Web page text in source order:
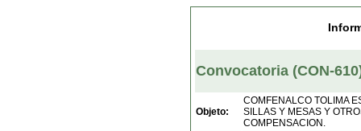
Convocatoria (CON-
Objeto:
COMFENALCO TOLIMA
SILLAS Y MESAS Y
COMPENSACION.